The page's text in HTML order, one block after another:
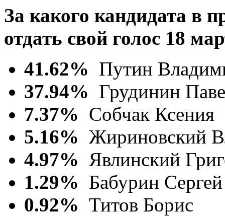
За какого кандидата в
отдать свой голос 18
41.62% Путин
37.94% Грудинин
7.37% Собчак Ксения
5.16% Жириновский
4.97% Явлинский
1.29% Бабурин Сергей
0.92% Титов Борис